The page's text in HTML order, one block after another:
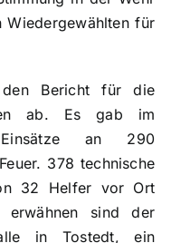
für
Bericht für die
ab. Es gab im
an 290
378 technische
32 Helfer vor Ort
erwähnen sind der
in Tostedt, ein